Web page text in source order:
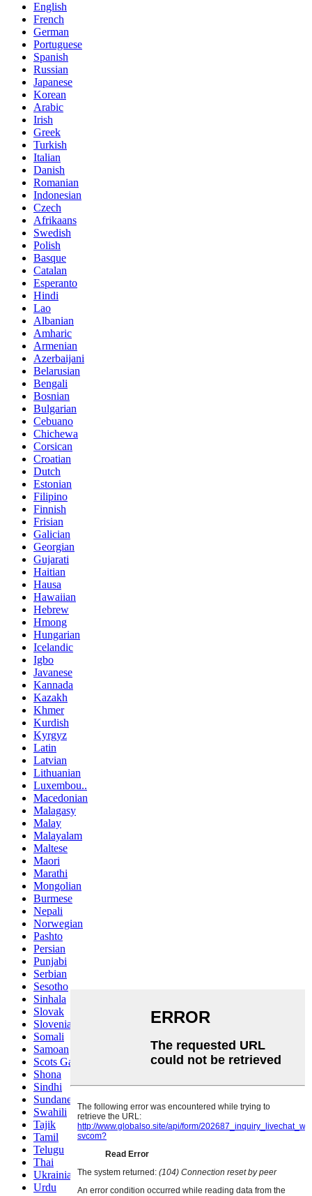
English
French
German
Portuguese
Spanish
Russian
Japanese
Korean
Arabic
Irish
Greek
Turkish
Italian
Danish
Romanian
Indonesian
Czech
Afrikaans
Swedish
Polish
Basque
Catalan
Esperanto
Hindi
Lao
Albanian
Amharic
Armenian
Azerbaijani
Belarusian
Bengali
Bosnian
Bulgarian
Cebuano
Chichewa
Corsican
Croatian
Dutch
Estonian
Filipino
Finnish
Frisian
Galician
Georgian
Gujarati
Haitian
Hausa
Hawaiian
Hebrew
Hmong
Hungarian
Icelandic
Igbo
Javanese
Kannada
Kazakh
Khmer
Kurdish
Kyrgyz
Latin
Latvian
Lithuanian
Luxembou..
Macedonian
Malagasy
Malay
Malayalam
Maltese
Maori
Marathi
Mongolian
Burmese
Nepali
Norwegian
Pashto
Persian
Punjabi
Serbian
Sesotho
Sinhala
Slovak
Slovenian
Somali
Samoan
Scots Gaelic
Shona
Sindhi
Sundanese
Swahili
Tajik
Tamil
Telugu
Thai
Ukrainian
Urdu